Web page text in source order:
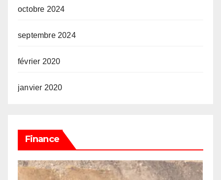
octobre 2024
septembre 2024
février 2020
janvier 2020
Finance